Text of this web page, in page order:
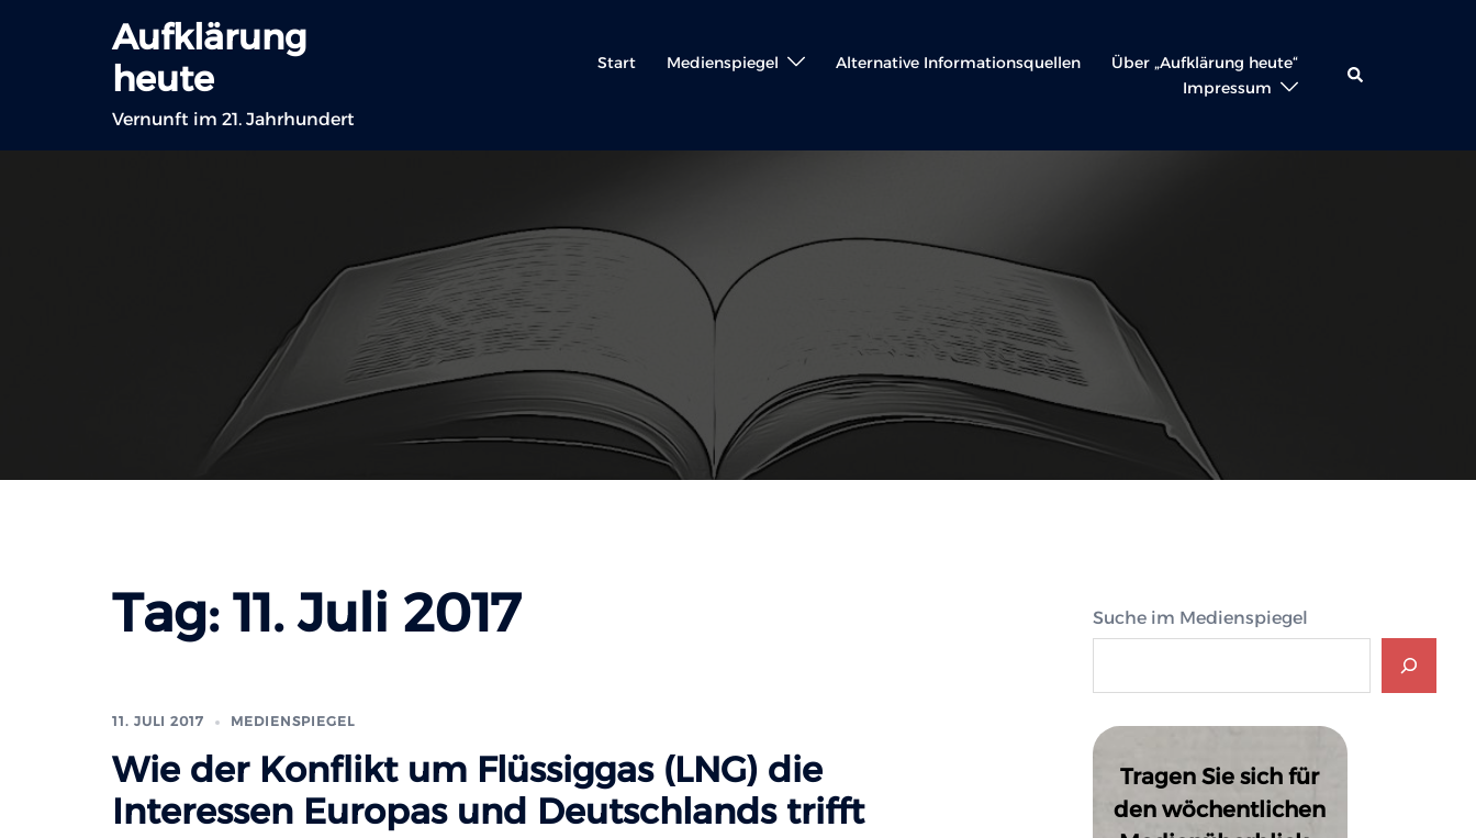
Aufklärung
heute
Vernunft im 21. Jahrhundert
Start Medienspiegel Alternative Informationsquellen
Über „Aufklärung heute“
Impressum
Suche
Tag: 11. Juli 2017
11. JULI 2017 MEDIENSPIEGEL
Wie der Konflikt um Flüssiggas (LNG) die
Interessen Europas und Deutschlands trifft
Suche im Medienspiegel
Tragen Sie sich für
den wöchentlichen